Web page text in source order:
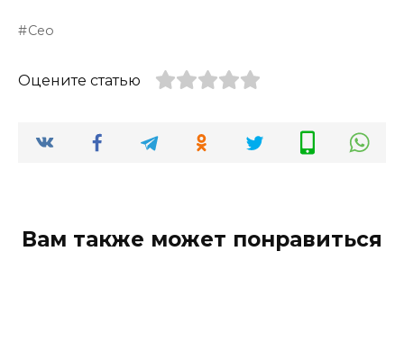
Сео
Оцените статью
Вам также может понравиться